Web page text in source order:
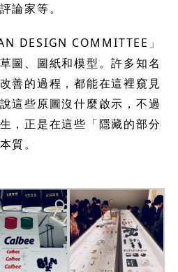
論家等。
DESIGN COMMITTEE」
圖、圖紙和模型。許多知名
善的過程，都能在這裡窺見
這些原圖沒什麼啟示，不過
，正是在這些「隱藏的部分
質。